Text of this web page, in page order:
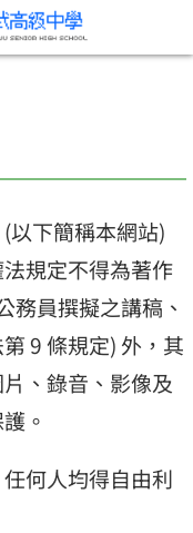
以下簡稱本網站)
規定不得為著作
務員撰擬之講稿、
9 條規定) 外，其
、錄音、影像及
。
何人均得自由利